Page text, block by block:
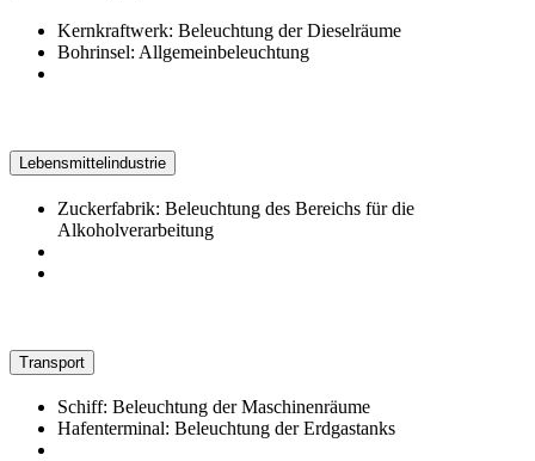
Kernkraftwerk: Beleuchtung der Dieselräume
Bohrinsel: Allgemeinbeleuchtung
Lebensmittelindustrie
Zuckerfabrik: Beleuchtung des Bereichs für die
Alkoholverarbeitung
Transport
Schiff: Beleuchtung der Maschinenräume
Hafenterminal: Beleuchtung der Erdgastanks